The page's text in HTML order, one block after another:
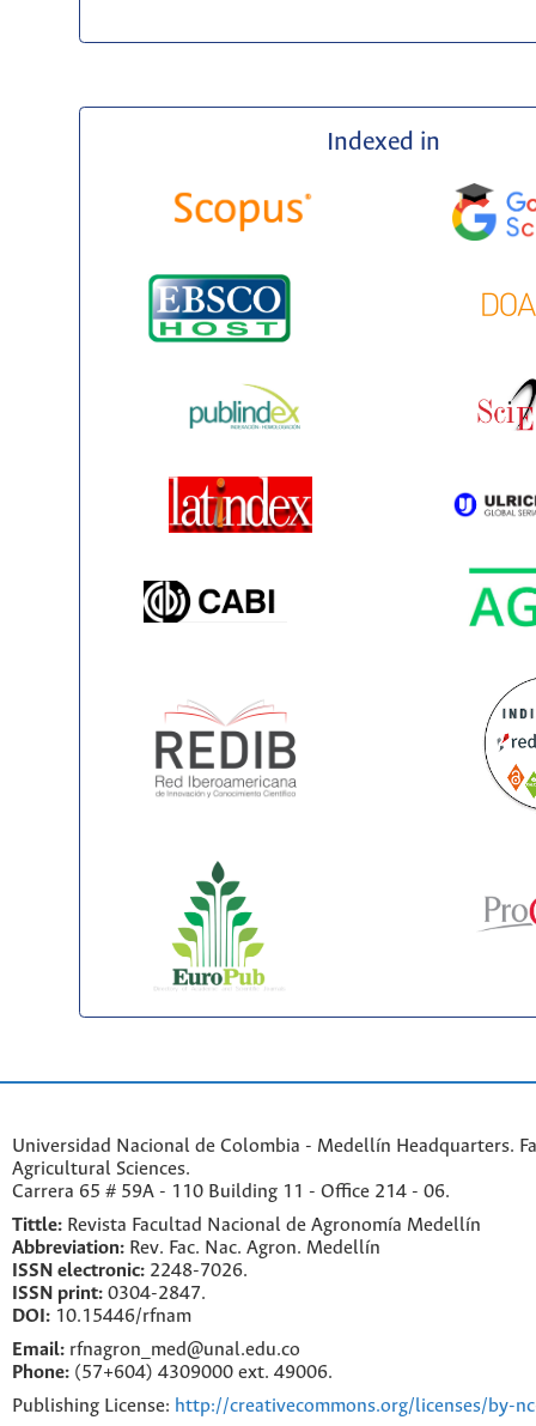
Indexed in
Universidad Nacional de Colombia - Medellín Headquarters.
Agricultural Sciences.
Carrera 65 # 59A - 110 Building 11 - Office 214 - 06.
Tittle: Revista Facultad Nacional de Agronomía Medellín
Abbreviation: Rev. Fac. Nac. Agron. Medellín
ISSN electronic: 2248-7026.
ISSN print: 0304-2847.
DOI: 10.15446/rfnam
Email: rfnagron_med@unal.edu.co
Phone: (57+604) 4309000 ext. 49006.
Publishing License: http://creativecommons.org/licenses/by-